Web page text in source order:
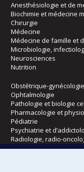
Anesthésiologie et de
Biochimie et médecine
Chirurgie
Médecine
Médecine de famille et
Microbiologie,
Neurosciences
Nutrition
Obstétrique-gynécologie
Ophtalmologie
Pathologie et biologie
Pharmacologie et
Pédiatrie
Psychiatrie et
Radiologie, radio-